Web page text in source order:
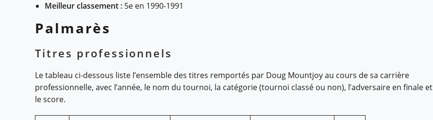
Meilleur classement : 5e en 1990-1991
Palmarès
Titres professionnels
Le tableau ci-dessous liste l’ensemble des titres remportés par Doug Mountjoy au cours de sa carrière
professionnelle, avec l’année, le nom du tournoi, la catégorie (tournoi classé ou non), l’adversaire en finale et
le score.